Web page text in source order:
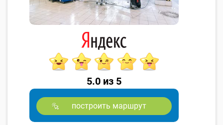
5.0 из 5
построить маршрут